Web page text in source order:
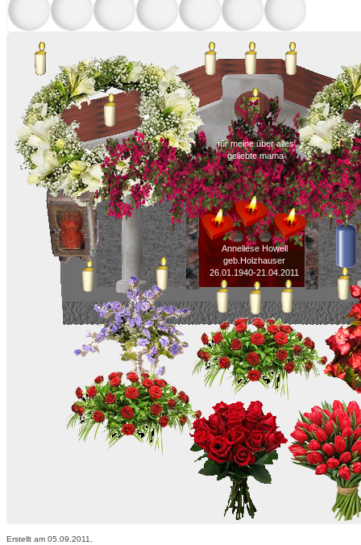
für meine über alles
geliebte mama
Anneliese Howell
geb.Holzhauser
26.01.1940-21.04.2011
Erstellt am 05.09.2011,